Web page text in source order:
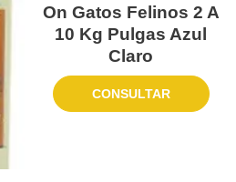
On Gatos Felinos 2 A
10 Kg Pulgas Azul
Claro
CONSULTAR